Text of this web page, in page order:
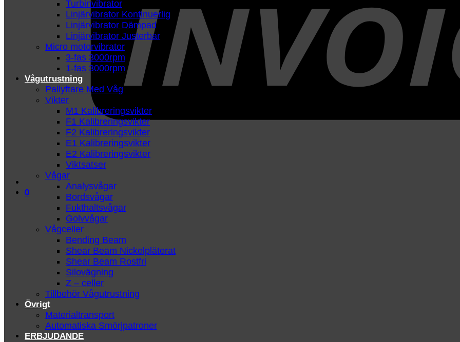
0
Turbinvibrator
Linjärvibrator Kontinuerlig
Linjärvibrator Dämpad
Linjärvibrator Justerbar
Micro motorvibrator
3-fas 3000rpm
1-fas 3000rpm
Vågutrustning
Pallyftare Med Våg
Vikter
M1 Kalibreringsvikter
F1 Kalibreringsvikter
F2 Kalibreringsvikter
E1 Kalibreringsvikter
E2 Kalibreringsvikter
Viktsatser
Vågar
Analysvågar
Bordsvågar
Fukthaltsvågar
Golvvågar
Vågceller
Bending Beam
Shear Beam Nickelpläterat
Shear Beam Rostfri
Silovägning
Z – celler
Tillbehör Vågutrustning
Övrigt
Materialtransport
Automatiska Smörjpatroner
ERBJUDANDE